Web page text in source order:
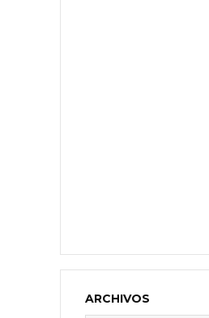
ARCHIVOS